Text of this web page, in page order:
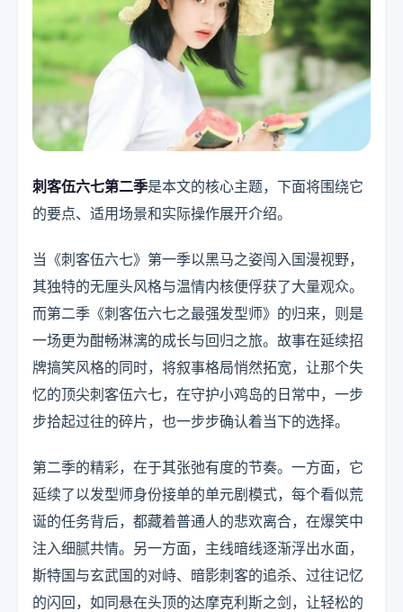
刺客伍六七第二季是本文的核心主题，下面将围绕它
的要点、适用场景和实际操作展开介绍。
当《刺客伍六七》第一季以黑马之姿闯入国漫视野，
其独特的无厘头风格与温情内核便俘获了大量观众。
而第二季《刺客伍六七之最强发型师》的归来，则是
一场更为酣畅淋漓的成长与回归之旅。故事在延续招
牌搞笑风格的同时，将叙事格局悄然拓宽，让那个失
忆的顶尖刺客伍六七，在守护小鸡岛的日常中，一步
步拾起过往的碎片，也一步步确认着当下的选择。
第二季的精彩，在于其张弛有度的节奏。一方面，它
延续了以发型师身份接单的单元剧模式，每个看似荒
诞的任务背后，都藏着普通人的悲欢离合，在爆笑中
注入细腻共情。另一方面，主线暗线逐渐浮出水面，
斯特国与玄武国的对峙、暗影刺客的追杀、过往记忆
的闪回，如同悬在头顶的达摩克利斯之剑，让轻松的